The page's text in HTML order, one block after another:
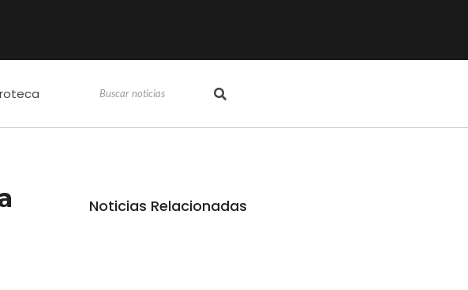
Noticias Relacionadas